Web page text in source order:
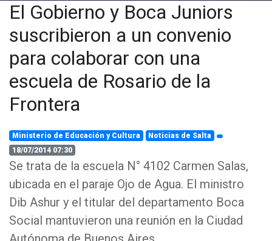
El Gobierno y Boca Juniors
suscribieron a un convenio
para colaborar con una
escuela de Rosario de la
Frontera
Ministerio de Educación y Cultura
Noticias de Salta
18/07/2014 07:30
Se trata de la escuela N° 4102 Carmen Salas,
ubicada en el paraje Ojo de Agua. El ministro
Dib Ashur y el titular del departamento Boca
Social mantuvieron una reunión en la Ciudad